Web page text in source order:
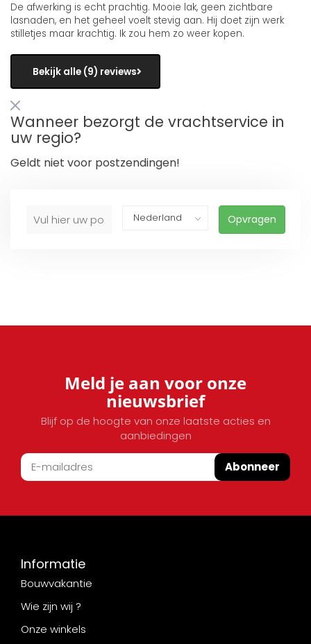
De afwerking is echt prachtig. Mooie lak, geen zichtbare
lasnaden, en het geheel voelt stevig aan. Hij doet zijn werk
stilletjes maar krachtig. Ik zou hem zo weer kopen.
Bekijk alle (9) reviews
Wanneer bezorgt de vrachtservice in
uw regio?
Geldt niet voor postzendingen!
Opvragen
Meld je aan voor onze
nieuwsbrief
Blijf op de hoogte van onze laatste acties en
aanbiedingen
Abonneer
Informatie
Bouwvakantie
Wie zijn wij ?
Onze winkels